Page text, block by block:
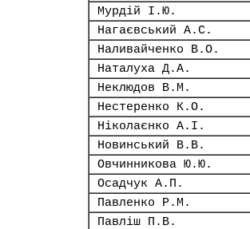
Мурдій І.Ю.
Нагаєвський А.С.
Наливайченко В.О.
Наталуха Д.А.
Неклюдов В.М.
Нестеренко К.О.
Ніколаєнко А.І.
Новинський В.В.
Овчинникова Ю.Ю.
Осадчук А.П.
Павленко Р.М.
Павліш П.В.